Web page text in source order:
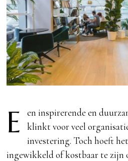
E
en inspirerende en
klinkt voor veel
investering. Toch hoeft
ingewikkeld of kostbaar te zijn